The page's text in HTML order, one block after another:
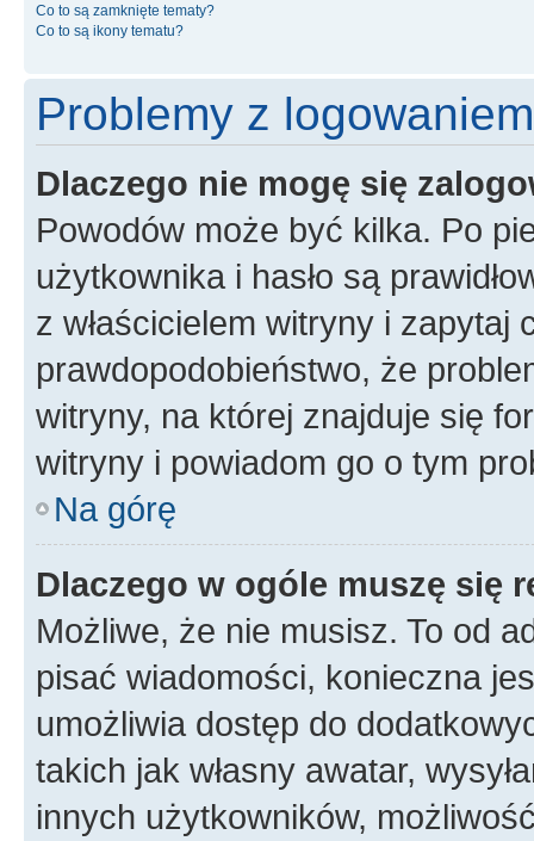
Co to są zamknięte tematy?
Co to są ikony tematu?
Problemy z
Dlaczego nie mogę się
Powodów może być kilka. Po
użytkownika i hasło są
z właścicielem witryny i
prawdopodobieństwo, że
witryny, na której znajduje się
witryny i powiadom go o tym
Na górę
Dlaczego w ogóle muszę się
Możliwe, że nie musisz. To od
pisać wiadomości, konieczna
umożliwia dostęp do
takich jak własny awatar,
innych użytkowników,